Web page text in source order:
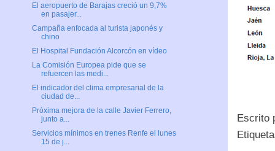
Escrito
El aeropuerto de Barajas creció un 9,7%
en pasajer...
Campaña enfocada al turista japonés y
chino
El Hospital Fundación Alcorcón en vídeo
La Comisión Europea pide que se
refuercen las medi...
El indicador del clima empresarial de la
ciudad de...
Próxima mejora de la calle Javier Ferrero,
junto a...
Servicios mínimos en trenes Renfe el lunes
15 de j...